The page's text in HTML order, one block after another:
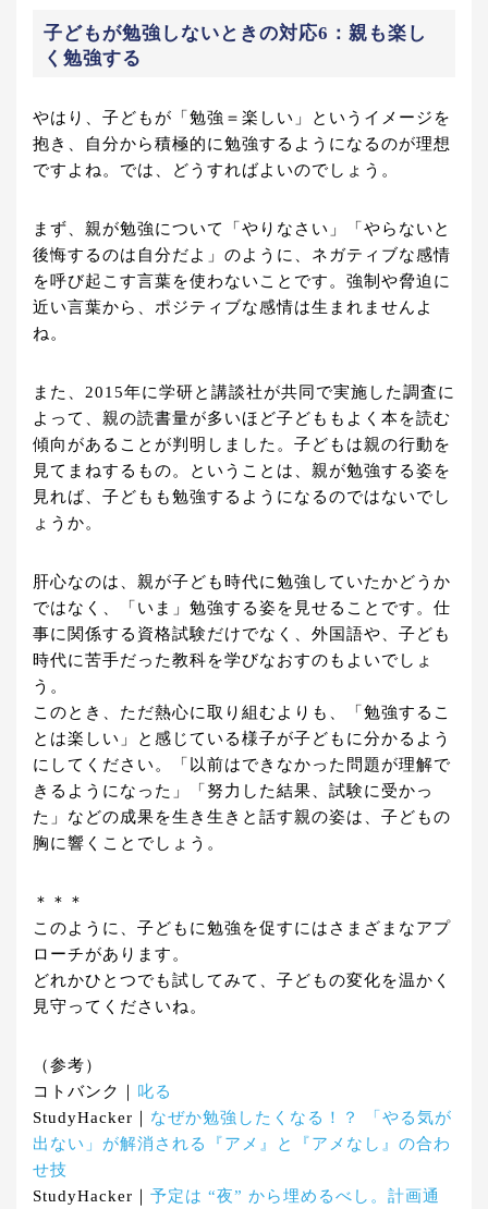
子どもが勉強しないときの対応6：親も楽し
く勉強する
やはり、子どもが「勉強＝楽しい」というイメージを
抱き、自分から積極的に勉強するようになるのが理想
ですよね。では、どうすればよいのでしょう。
まず、親が勉強について「やりなさい」「やらないと
後悔するのは自分だよ」のように、ネガティブな感情
を呼び起こす言葉を使わないことです。強制や脅迫に
近い言葉から、ポジティブな感情は生まれませんよ
ね。
また、2015年に学研と講談社が共同で実施した調査に
よって、親の読書量が多いほど子どももよく本を読む
傾向があることが判明しました。子どもは親の行動を
見てまねするもの。ということは、親が勉強する姿を
見れば、子どもも勉強するようになるのではないでし
ょうか。
肝心なのは、親が子ども時代に勉強していたかどうか
ではなく、「いま」勉強する姿を見せることです。仕
事に関係する資格試験だけでなく、外国語や、子ども
時代に苦手だった教科を学びなおすのもよいでしょ
う。
このとき、ただ熱心に取り組むよりも、「勉強するこ
とは楽しい」と感じている様子が子どもに分かるよう
にしてください。「以前はできなかった問題が理解で
きるようになった」「努力した結果、試験に受かっ
た」などの成果を生き生きと話す親の姿は、子どもの
胸に響くことでしょう。
＊＊＊
このように、子どもに勉強を促すにはさまざまなアプ
ローチがあります。
どれかひとつでも試してみて、子どもの変化を温かく
見守ってくださいね。
（参考）
コトバンク｜ 叱る
StudyHacker｜ なぜか勉強したくなる！？ 「やる気が
出ない」が解消される『アメ』と『アメなし』の合わ
せ技
StudyHacker｜ 予定は “夜” から埋めるべし。計画通